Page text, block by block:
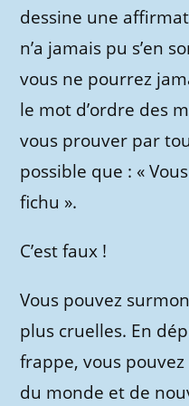
dessine une
n’a jamais pu s’en
vous ne pourrez
le mot d’ordre des
vous prouver par
possible que : «
fichu ».
C’est faux !
Vous pouvez
plus cruelles. En
frappe, vous
du monde et de